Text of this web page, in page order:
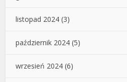
listopad 2024 (3)
październik 2024 (5)
wrzesień 2024 (6)